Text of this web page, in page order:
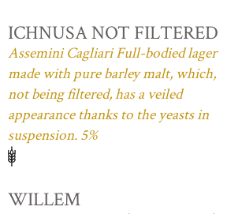
ICHNUSA NOT FILTERED
Assemini Cagliari Full-bodied lager
made with pure barley malt, which,
not being filtered, has a veiled
appearance thanks to the yeasts in
suspension. 5%
WILLEM